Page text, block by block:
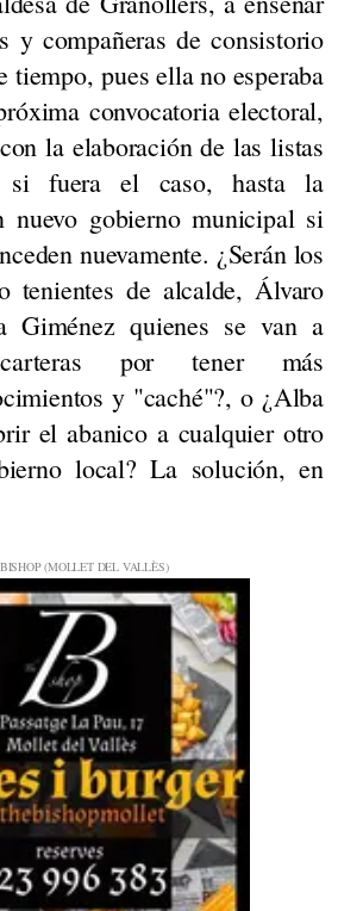
y compañeras de consistorio
tiempo, pues ella no esperaba
convocatoria electoral,
la elaboración de las listas
si fuera el caso, hasta la
nuevo gobierno municipal si
nuevamente. ¿Serán los
tenientes de alcalde, Álvaro
Giménez quienes se van a
por tener más
y "caché"?, o ¿Alba
el abanico a cualquier otro
local? La solución, en